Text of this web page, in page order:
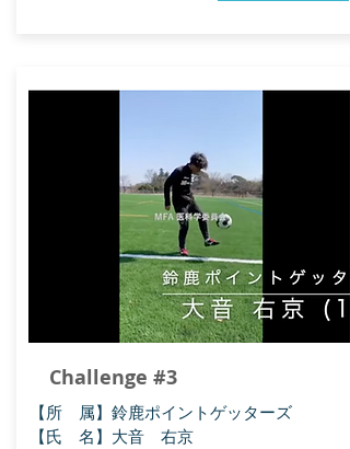
Challenge #3
【所 属】鈴鹿ポイントゲッターズ
【氏 名】大音 右京